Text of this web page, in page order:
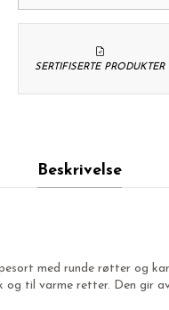
SERTIFISERTE PRODUKTER
Beskrivelse
med runde røtter og
til varme retter. Den gir